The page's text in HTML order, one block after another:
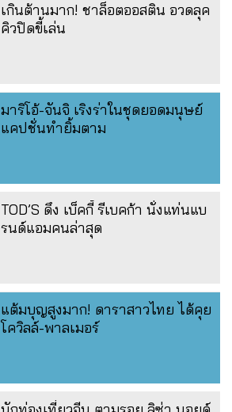
เกินต้านมาก! ชาล็อตออสติน อวดลุค
คิวปิดขี้เล่น
มาริโอ้-จันจิ เริงร่าในชุดยอดมนุษย์
แคปชั่นทำยิ้มตาม
TOD’S ดึง เบ็คกี้ รีเบคก้า นั่งแท่นแบ
รนด์แอมคนล่าสุด
แต้มบุญสูงมาก! ดาราสาวไทย ได้คุย
โควิลล์-พาลเมอร์